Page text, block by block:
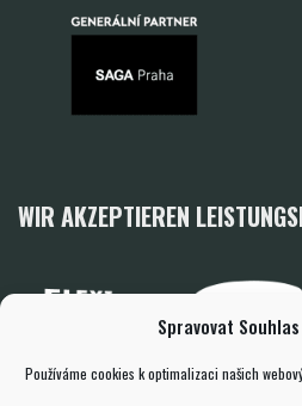
Spravovat
Používáme cookies k optimalizaci našich
WIR AKZEPTIEREN